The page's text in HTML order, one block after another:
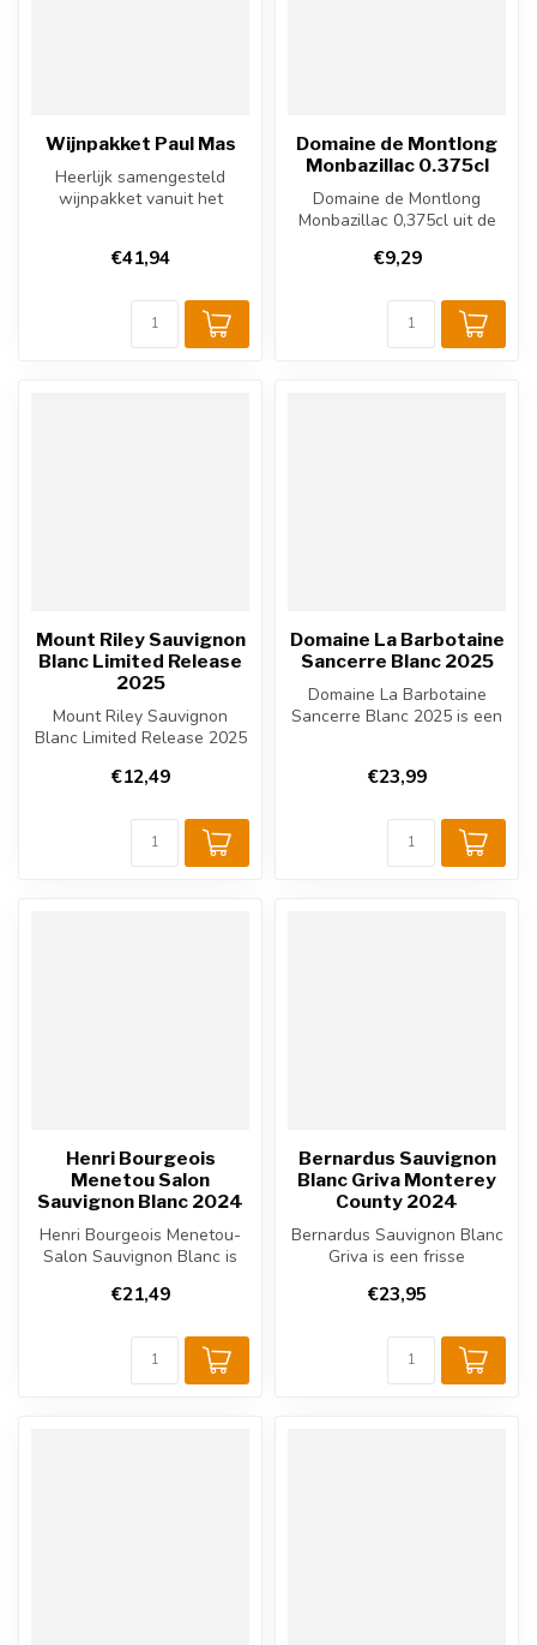
Wijnpakket Paul Mas
Heerlijk samengesteld
wijnpakket vanuit het
€41,94
Domaine de Montlong
Monbazillac 0.375cl
Domaine de Montlong
Monbazillac 0,375cl uit de
Gemaakt v...
€9,29
Mount Riley Sauvignon
Blanc Limited Release
2025
Mount Riley Sauvignon
Blanc Limited Release 2025
Zeelan...
€12,49
Domaine La Barbotaine
Sancerre Blanc 2025
Domaine La Barbotaine
Sancerre Blanc 2025 is een
€23,99
Henri Bourgeois
Menetou Salon
Sauvignon Blanc 2024
Henri Bourgeois Menetou-
Salon Sauvignon Blanc is
fr...
€21,49
Bernardus Sauvignon
Blanc Griva Monterey
County 2024
Bernardus Sauvignon Blanc
Griva is een frisse
Carme...
€23,95